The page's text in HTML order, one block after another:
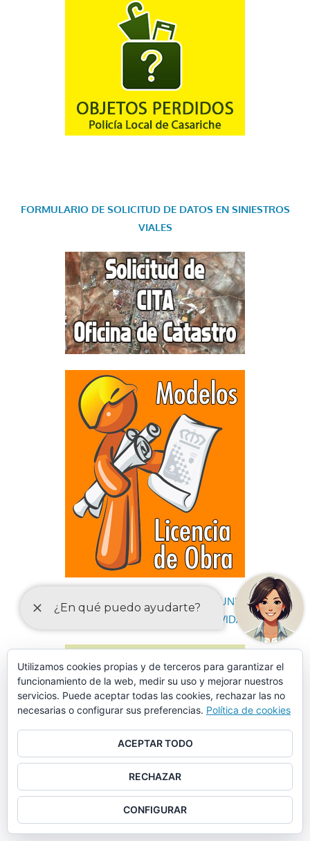
FORMULARIO DE SOLICITUD DE DATOS EN SINIESTROS
VIALES
DECLARACIONES RESPONSABLES Y COMUNICACIONES
PREVIAS PARA EL EJERCICIO DE ACTIVIDADES
Utilizamos cookies propias y de terceros para garantizar el
funcionamiento de la web, medir su uso y mejorar nuestros
servicios. Puede aceptar todas las cookies, rechazar las no
necesarias o configurar sus preferencias. Política de cookies
ACEPTAR TODO
RECHAZAR
CONFIGURAR